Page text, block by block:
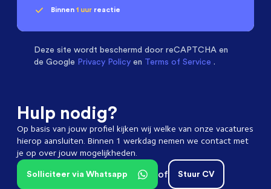
Binnen 1 uur reactie
met een 9.3
Deze site wordt beschermd door reCAPTCHA en
de Google Privacy Policy en Terms of Service .
Hulp nodig?
Op basis van jouw profiel kijken wij welke van onze vacatures
hierop aansluiten. Binnen 1 werkdag nemen we contact met
je op over jouw mogelijkheden.
Stuur CV
of
Solliciteer via Whatsapp